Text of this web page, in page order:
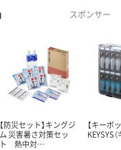
スポンサー
【防災セット】キングジ
ム 災害暑さ対策セッ
ト 熱中対…
【キーボ
KEYSYS